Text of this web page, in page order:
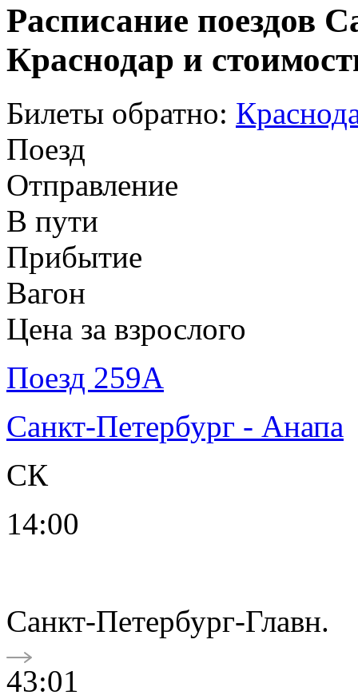
Расписание поездов
Краснодар и
Билеты обратно:
Поезд
Отправление
В пути
Прибытие
Вагон
Цена за взрослого
Поезд 259А
Санкт-Петербург - Анапа
СК
14:00
Санкт-Петербург-Главн.
43:01